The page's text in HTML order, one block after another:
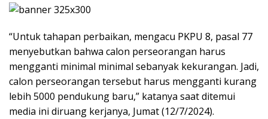
“Untuk tahapan perbaikan, mengacu PKPU 8, pasal 77
menyebutkan bahwa calon perseorangan harus
mengganti minimal minimal sebanyak kekurangan. Jadi,
calon perseorangan tersebut harus mengganti kurang
lebih 5000 pendukung baru,” katanya saat ditemui
media ini diruang kerjanya, Jumat (12/7/2024).